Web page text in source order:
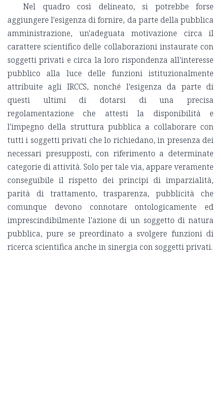
Nel quadro così delineato, si potrebbe forse
aggiungere l'esigenza di fornire, da parte della pubblica
amministrazione, un'adeguata motivazione circa il
carattere scientifico delle collaborazioni instaurate con
soggetti privati e circa la loro rispondenza all'interesse
pubblico alla luce delle funzioni istituzionalmente
attribuite agli IRCCS, nonché l'esigenza da parte di
questi ultimi di dotarsi di una precisa
regolamentazione che attesti la disponibilità e
l'impegno della struttura pubblica a collaborare con
tutti i soggetti privati che lo richiedano, in presenza dei
necessari presupposti, con riferimento a determinate
categorie di attività. Solo per tale via, appare veramente
conseguibile il rispetto dei principi di imparzialità,
parità di trattamento, trasparenza, pubblicità che
comunque devono connotare ontologicamente ed
imprescindibilmente l'azione di un soggetto di natura
pubblica, pure se preordinato a svolgere funzioni di
ricerca scientifica anche in sinergia con soggetti privati.